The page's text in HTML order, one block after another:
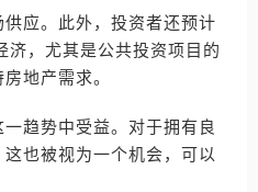
应。此外，投资者还预计
济，尤其是公共投资项目的
地产需求。
趋势中受益。对于拥有良
也被视为一个机会，可以